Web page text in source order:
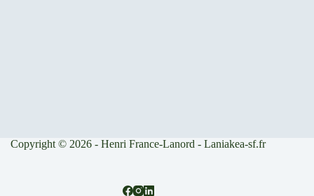
Copyright © 2026 - Henri France-Lanord - Laniakea-sf.fr